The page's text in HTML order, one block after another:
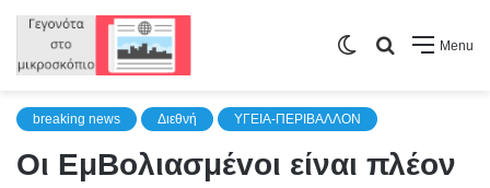
Menu
Search
Switch
breaking news Διεθνή ΥΓΕΙΑ-ΠΕΡΙΒΑΛΛΟΝ
Οι EμBoλιασμέvoι είναι πλέον